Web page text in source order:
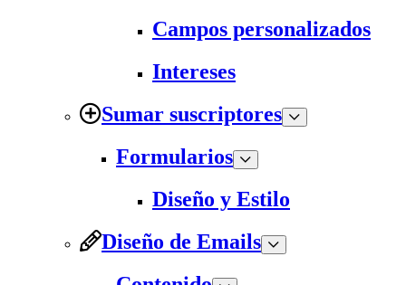
Campos personalizados
Intereses
Sumar suscriptores
Formularios
Diseño y Estilo
Diseño de Emails